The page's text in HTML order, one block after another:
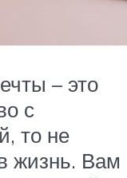
– это
с
то не
жизнь. Вам